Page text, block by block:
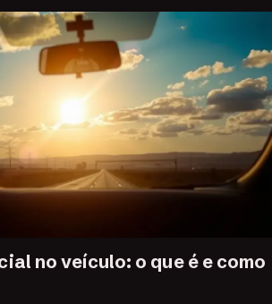
no veículo: o que é e como